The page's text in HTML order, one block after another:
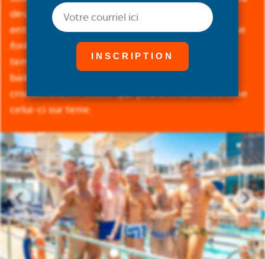
deuxième plus grande île de Thaïlande est
entourée de plages d'un blanc éclatant et d'une
forêt tropicale dense et montagneuse. Des
temples bouddhistes magiques aux villes
balnéaires animées en passant par les eaux
cristallines, il n'existe que peu d'endroits comme
celui-ci sur terre.